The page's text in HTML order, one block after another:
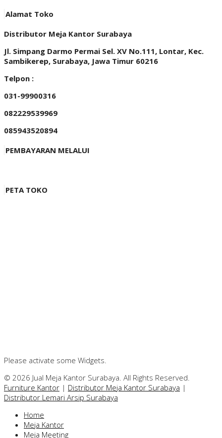
Alamat Toko
Distributor Meja Kantor Surabaya
Jl. Simpang Darmo Permai Sel. XV No.111, Lontar, Kec.
Sambikerep, Surabaya, Jawa Timur 60216
Telpon :
031-99900316
082229539969
085943520894
PEMBAYARAN MELALUI
PETA TOKO
Please activate some Widgets.
© 2026 Jual Meja Kantor Surabaya. All Rights Reserved.
Furniture Kantor | Distributor Meja Kantor Surabaya |
Distributor Lemari Arsip Surabaya
Home
Meja Kantor
Meja Meeting